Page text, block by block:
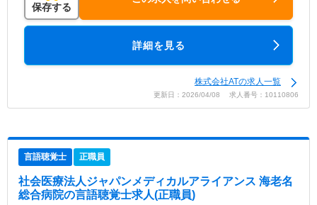
保存する
詳細を見る
株式会社ATの求人一覧
更新日：2026/04/08 求人番号：10110806
言語聴覚士 正職員
社会医療法人ジャパンメディカルアライアンス 海老名
総合病院の言語聴覚士求人(正職員)